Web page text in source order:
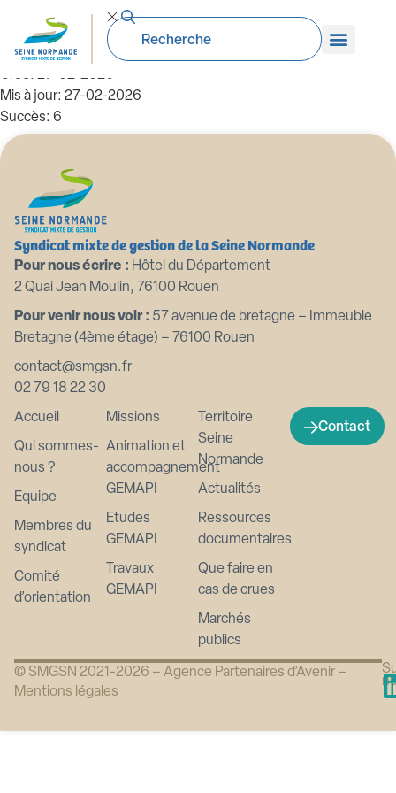
Mares SMGSN
Taille du fichier: 3.00 Mo
Créé: 27-02-2026
Mis à jour: 27-02-2026
Succès: 6
Syndicat mixte de gestion de la Seine Normande
Pour nous écrire : Hôtel du Département
2 Quai Jean Moulin, 76100 Rouen
Pour venir nous voir : 57 avenue de bretagne – Immeuble
Bretagne (4ème étage) – 76100 Rouen
contact@smgsn.fr
02 79 18 22 30
Accueil
Qui sommes-
nous ?
Equipe
Membres du
syndicat
Comité
d’orientation
Missions
Animation et
accompagnement
GEMAPI
Etudes
GEMAPI
Travaux
GEMAPI
Territoire
Seine
Normande
Actualités
Ressources
documentaires
Que faire en
cas de crues
Marchés
publics
Contact
© SMGSN 2021-2026 – Agence Partenaires d’Avenir –
Mentions légales